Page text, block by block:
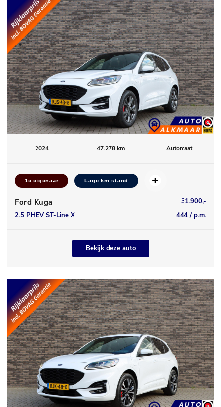
2024 47.278 km Automaat
1e eigenaar Lage km-stand
Ford Kuga
31.900,-
2.5 PHEV ST-Line X
444 / p.m.
Bekijk deze auto